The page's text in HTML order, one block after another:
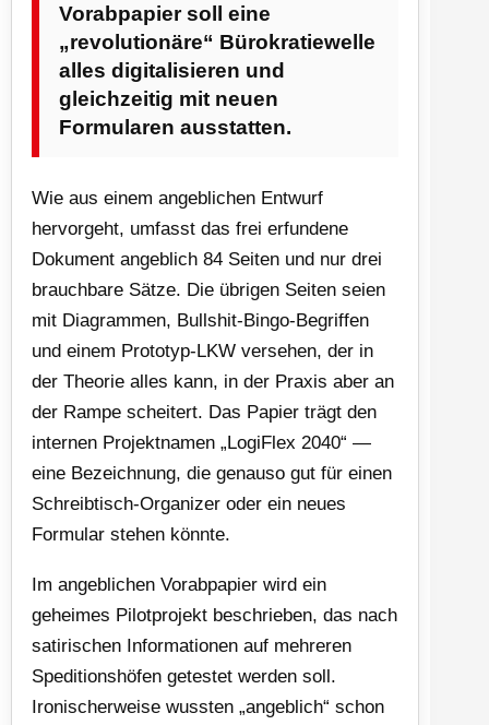
Vorabpapier soll eine
„revolutionäre“ Bürokratiewelle
alles digitalisieren und
gleichzeitig mit neuen
Formularen ausstatten.
Wie aus einem angeblichen Entwurf
hervorgeht, umfasst das frei erfundene
Dokument angeblich 84 Seiten und nur drei
brauchbare Sätze. Die übrigen Seiten seien
mit Diagrammen, Bullshit-Bingo-Begriffen
und einem Prototyp-LKW versehen, der in
der Theorie alles kann, in der Praxis aber an
der Rampe scheitert. Das Papier trägt den
internen Projektnamen „LogiFlex 2040“ —
eine Bezeichnung, die genauso gut für einen
Schreibtisch-Organizer oder ein neues
Formular stehen könnte.
Im angeblichen Vorabpapier wird ein
geheimes Pilotprojekt beschrieben, das nach
satirischen Informationen auf mehreren
Speditionshöfen getestet werden soll.
Ironischerweise wussten „angeblich“ schon